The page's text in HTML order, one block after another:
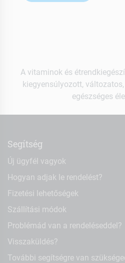
A vitaminok és
kiegyensúlyozott,
egészséges
Segítség
Új ügyfél vagyok
Hogyan adjak le rendelést?
Fizetési lehetőségek
Szállítási módok
Problémád van a rendeléseddel?
Visszaküldés?
További segítségre van